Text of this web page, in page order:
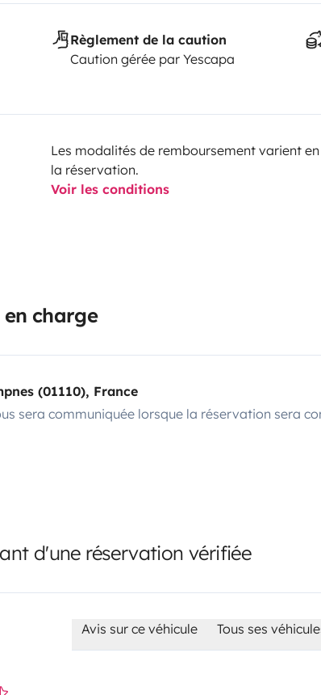
Règlement de la caution
Caution gérée par Yescapa
Les modalités de remboursement varient
la réservation.
Voir les conditions
charge
(01110), France
sera communiquée lorsque la réservation sera
d'une réservation vérifiée
Avis sur ce véhicule Tous ses